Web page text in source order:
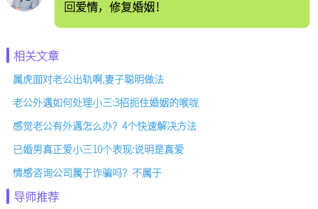
回爱情，修复婚姻！
相关文章
属虎面对老公出轨啊,妻子聪明做法
老公外遇如何处理小三:3招扼住婚姻的喉咙
感觉老公有外遇怎么办？4个快速解决方法
已婚男真正爱小三10个表现:说明是真爱
情感咨询公司属于诈骗吗？不属于
导师推荐